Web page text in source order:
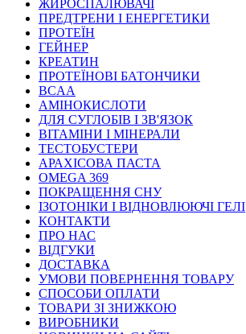
ЖИРОСПАЛЮВАЧІ
ПРЕДТРЕНИ І ЕНЕРГЕТИКИ
ПРОТЕЇН
ГЕЙНЕР
КРЕАТИН
ПРОТЕЇНОВІ БАТОНЧИКИ
BCAA
АМІНОКИСЛОТИ
ДЛЯ СУГЛОБІВ І ЗВ'ЯЗОК
ВІТАМІНИ І МІНЕРАЛИ
ТЕСТОБУСТЕРИ
АРАХІСОВА ПАСТА
OMEGA 369
ПОКРАЩЕННЯ СНУ
ІЗОТОНІКИ І ВІДНОВЛЮЮЧІ ГЕЛІ
КОНТАКТИ
ПРО НАС
ВІДГУКИ
ДОСТАВКА
УМОВИ ПОВЕРНЕННЯ ТОВАРУ
СПОСОБИ ОПЛАТИ
ТОВАРИ ЗІ ЗНИЖКОЮ
ВИРОБНИКИ